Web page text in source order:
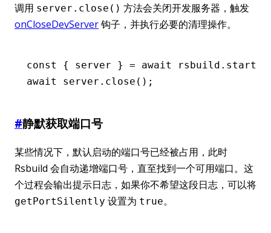
调用 server.close() 方法会关闭开发服务器，触发
onCloseDevServer钩子，并执行必要的清理操作。
const { server } = await rsbuild
await
server .close ();
#静默获取端口号
某些情况下，默认启动的端口号已经被占用，此时
Rsbuild 会自动递增端口号，直至找到一个可用端口。这
个过程会输出提示日志，如果你不希望这段日志，可以将
getPortSilently 设置为 true。